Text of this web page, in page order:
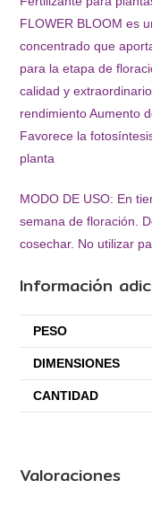
FLOWER BLOOM es
concentrado que
para la etapa de
calidad y
rendimiento Aumento
Favorece la
planta
MODO DE USO: En
semana de floración.
cosechar. No utilizar
Información
PESO
DIMENSIONES
CANTIDAD
Valoraciones